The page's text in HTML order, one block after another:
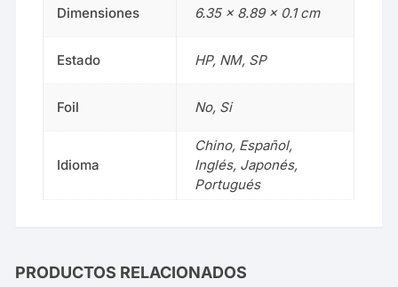
Dimensiones 6.35 × 8.89 × 0.1 cm
Estado HP, NM, SP
Foil No, Si
Idioma
Chino, Español,
Inglés, Japonés,
Portugués
PRODUCTOS RELACIONADOS